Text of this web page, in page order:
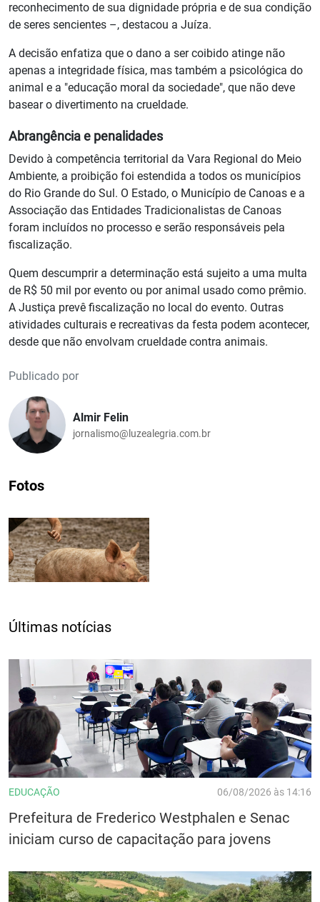
reconhecimento de sua dignidade própria e de sua condição
de seres sencientes –, destacou a Juíza.
A decisão enfatiza que o dano a ser coibido atinge não
apenas a integridade física, mas também a psicológica do
animal e a "educação moral da sociedade", que não deve
basear o divertimento na crueldade.
Abrangência e penalidades
Devido à competência territorial da Vara Regional do Meio
Ambiente, a proibição foi estendida a todos os municípios
do Rio Grande do Sul. O Estado, o Município de Canoas e a
Associação das Entidades Tradicionalistas de Canoas
foram incluídos no processo e serão responsáveis pela
fiscalização.
Quem descumprir a determinação está sujeito a uma multa
de R$ 50 mil por evento ou por animal usado como prêmio.
A Justiça prevê fiscalização no local do evento. Outras
atividades culturais e recreativas da festa podem acontecer,
desde que não envolvam crueldade contra animais.
Publicado por
Almir Felin
jornalismo@luzealegria.com.br
Fotos
Últimas notícias
EDUCAÇÃO 06/08/2026 às 14:16
Prefeitura de Frederico Westphalen e Senac
iniciam curso de capacitação para jovens